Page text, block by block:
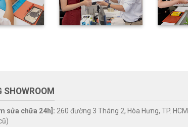
SHOWROOM
sửa chữa 24h]: 260 đường 3 Tháng 2, Hòa Hưng, TP. HCM